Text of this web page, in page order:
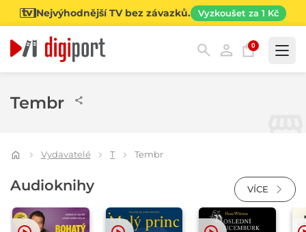
Nejvýhodnější TV bez závazků. Vyzkoušet za 1 Kč
0
Tembr
Vydavatelé T Tembr
Audioknihy VÍCE